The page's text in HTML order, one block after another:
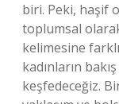
biri. Peki, haşif
toplumsal olarak
kelimesine
kadınların
keşfedeceğiz.